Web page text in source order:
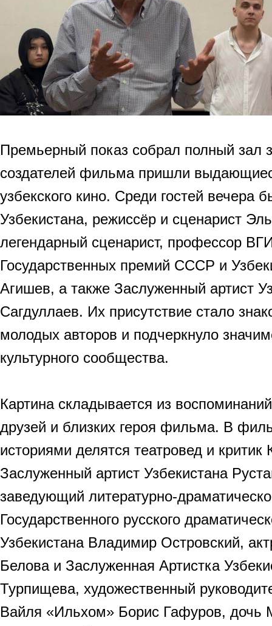
Премьерный показ собрал полный зал
создателей фильма пришли
узбекского кино. Среди гостей вечера
Узбекистана, режиссёр и сценарист
легендарный сценарист, профессор
Государственных премий СССР и
Агишев, а также Заслуженный артист
Сагдуллаев. Их присутствие стало
молодых авторов и подчеркнуло
культурного сообщества.
Картина складывается из
друзей и близких героя фильма. В
историями делятся театровед и
Заслуженный артист Узбекистана
заведующий литературно-
Государственного русского
Узбекистана Владимир Островский,
Белова и Заслуженная Артистка
Турпищева, художественный
Вайля «Ильхом» Борис Гафуров, дочь